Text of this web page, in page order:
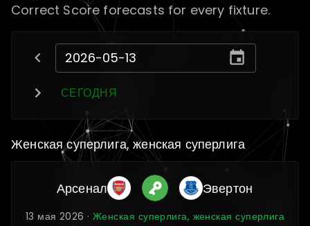
Correct Score forecasts for every fixture.
СЕГОДНЯ
Женская суперлига, женская суперлига
Арсенал Эвертон
13 мая 2026 ·Женская суперлига, женская суперлига